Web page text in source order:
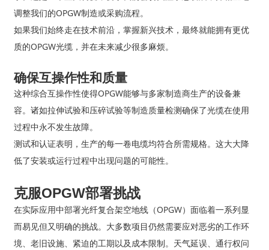
调整我们的OPGW制造或采购流程。
如果我们始终走在技术前沿，掌握新兴技术，最终就能拥有更优
质的OPGW光缆，并在未来减少很多麻烦。
确保互操作性和质量
这种综合互操作性使得OPGW能够与多家制造商生产的设备兼
容。诸如拉伸试验和压碎试验等制造质量检测确保了光缆在使用
过程中永不发生故障。
测试和认证表明，生产的每一卷电缆均符合所需规格。这大大降
低了安装或运行过程中出现问题的可能性。
克服OPGW部署挑战
在实际应用中部署光纤复合架空地线（OPGW）面临着一系列显
而易见但又明确的挑战。大多数项目仍然需要应对恶劣的工作环
境、老旧设施、紧迫的工期以及成本限制。天气延误、通行权问